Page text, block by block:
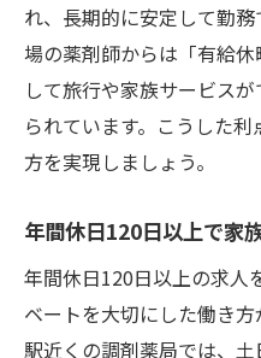
れ、長期的に安定して勤
場の薬剤師からは「有給
して旅行や家族サービス
られています。こうした
方を実現しましょう。
年間休日120日以上で家
年間休日120日以上の求人
ベートを大切にした働き
駅近くの調剤薬局では、